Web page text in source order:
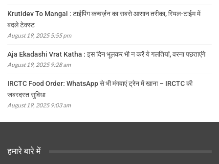
Krutidev To Mangal : टाईपिंग कन्वर्ज़न का सबसे आसान तरीका, रियल-टाईम में
बदले टेक्स्ट
August 19, 2025 5:55 pm
Aja Ekadashi Vrat Katha : इस दिन भूलकर भी न करें ये गलतियां, वरना पछताएंगे
August 19, 2025 9:28 am
IRCTC Food Order: WhatsApp से भी मंगवाएं ट्रेन में खाना – IRCTC की
जबरदस्त सुविधा
August 19, 2025 9:03 am
हमारे बारे में